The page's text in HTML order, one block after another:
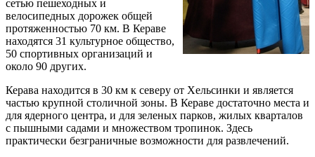
сетью пешеходных и
велосипедных дорожек общей
протяженностью 70 км. В Кераве
находятся 31 культурное общество,
50 спортивных организаций и
около 90 других.
Керава находится в 30 км к северу от Хельсинки и является
частью крупной столичной зоны. В Кераве достаточно места и
для ядерного центра, и для зеленых парков, жилых кварталов
с пышными садами и множеством тропинок. Здесь
практически безграничные возможности для развлечений.